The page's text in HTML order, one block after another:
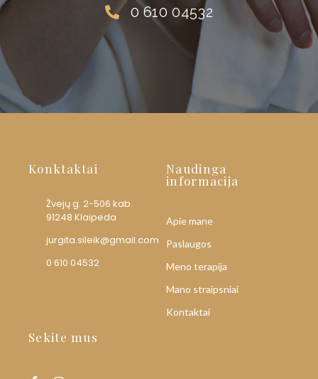
0 610 04532
Konktaktai
Žvejų g. 2-506 kab.
91248 Klaipeda
jurgita.sileik@gmail.com
0 610 04532
Naudinga
informacija
Apie mane
Paslaugos
Meno terapija
Mano straipsniai
Kontaktai
Sekite mus